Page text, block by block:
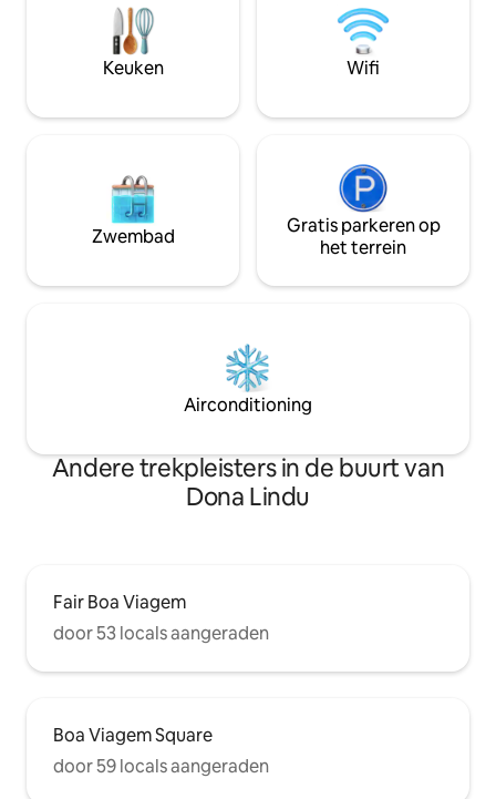
kans niet mis om in een super nieuwe en
moderne flat te verblijven met alles wat
je nodig hebt voor een uitstekend en
luchthaven,
zakencentra.
ontspanning op één
HUISREGELS
Keuken Wifi
Zwembad
Gratis parkeren op
het terrein
Airconditioning
Andere trekpleisters in de buurt van
Dona Lindu
Fair Boa Viagem
door 53 locals aangeraden
Boa Viagem Square
door 59 locals aangeraden